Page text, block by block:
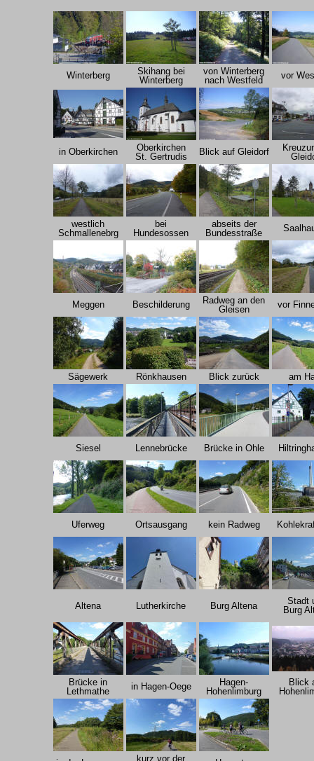
Winterberg
Skihang bei
Winterberg
von Winterberg
nach Westfeld
vor
in Oberkirchen
Oberkirchen
St. Gertrudis
Blick auf Gleidorf
westlich
Schmallenebrg
bei
Hundesossen
abseits der
Bundesstraße
Meggen Beschilderung
Radweg an den
Gleisen
vor
Sägewerk Rönkhausen Blick zurück am
Siesel Lennebrücke Brücke in Ohle
Uferweg Ortsausgang kein Radweg
Altena Lutherkirche Burg Altena
Stadt
Burg
Brücke in
Lethmathe
in Hagen-Oege
Hagen-
Hohenlimburg
Blick
kurz vor der